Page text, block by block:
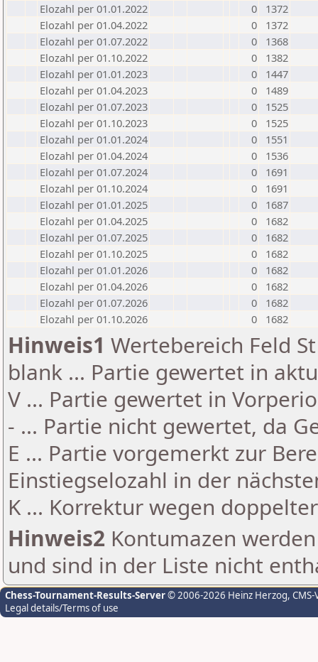
Elozahl per 01.01.2022
0
1372
Elozahl per 01.04.2022
0
1372
Elozahl per 01.07.2022
0
1368
Elozahl per 01.10.2022
0
1382
Elozahl per 01.01.2023
0
1447
Elozahl per 01.04.2023
0
1489
Elozahl per 01.07.2023
0
1525
Elozahl per 01.10.2023
0
1525
Elozahl per 01.01.2024
0
1551
Elozahl per 01.04.2024
0
1536
Elozahl per 01.07.2024
0
1691
Elozahl per 01.10.2024
0
1691
Elozahl per 01.01.2025
0
1687
Elozahl per 01.04.2025
0
1682
Elozahl per 01.07.2025
0
1682
Elozahl per 01.10.2025
0
1682
Elozahl per 01.01.2026
0
1682
Elozahl per 01.04.2026
0
1682
Elozahl per 01.07.2026
0
1682
Elozahl per 01.10.2026
0 1682
Hinweis1 Wertebereich Feld
blank ... Partie gewertet in
V ... Partie gewertet in
- ... Partie nicht gewertet, da
E ... Partie vorgemerkt zur
Einstiegselozahl in der
K ... Korrektur wegen
Hinweis2 Kontumazen
und sind in der Liste nicht
Chess-Tournament-Results-Server© 2006-2026 Heinz Herzog,
Legal details/Terms of use